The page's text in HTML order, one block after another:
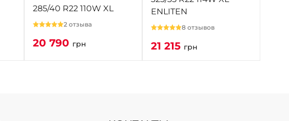
285/40 R22 110W XL
2 отзыва
20 790 грн
ENLITEN
8 отзывов
21 215 грн